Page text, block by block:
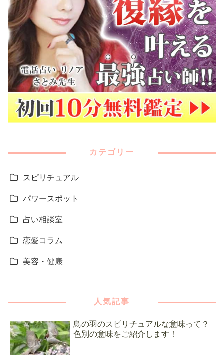
カテゴリー
スピリチュアル
パワースポット
占い相談室
恋愛コラム
美容・健康
人気記事
鳥の羽のスピリチュアルな意味って？
色別の意味をご紹介します！